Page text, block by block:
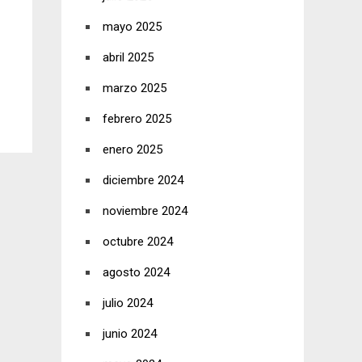
mayo 2025
abril 2025
marzo 2025
febrero 2025
enero 2025
diciembre 2024
noviembre 2024
octubre 2024
agosto 2024
julio 2024
junio 2024